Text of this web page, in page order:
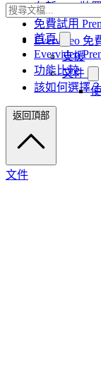
首頁
支援
文件
在新 iOS 裝
免費試用
Evervideo 免
Evervideo
功能比較
該如何選擇？
返回頂部
文件